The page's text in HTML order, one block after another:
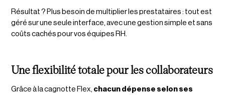
Résultat ? Plus besoin de multiplier les prestataires : tout est
géré sur une seule interface, avec une gestion simple et sans
coûts cachés pour vos équipes RH.
Une flexibilité totale pour les collaborateurs
Grâce à la cagnotte Flex, chacun dépense selon ses